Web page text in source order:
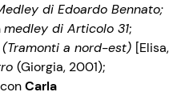
di Edoardo Bennato;
medley di Articolo 31;
(Tramonti a nord-est) [Elisa,
(Giorgia, 2001);
conCarla